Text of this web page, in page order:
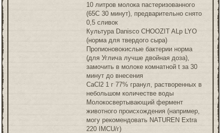
10 литров молока пастеризованного
(65С 30 минут), предварительно снято
0,5 сливок
Культура Danisco CHOOZIT ALp LYO
(норма для твердого сыра)
Пропионовокислые бактерии норма
(для Углича лучше двойная доза),
замочить в молоке комнатной t за 30
минут до внесения
CaCl2 1 г 77% гранул, растворенных в
небольшом количестве воды
Молокосвертывающий фермент
животного происхождения (например,
могу рекомендовать NATUREN Extra
220 IMCU/г)